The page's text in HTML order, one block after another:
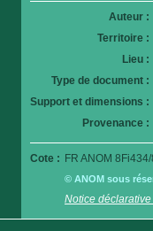
Auteur :
Territoire :
Lieu :
Type de document :
Support et dimensions :
Provenance :
Cote : FR ANOM
© ANOM sous
Notice